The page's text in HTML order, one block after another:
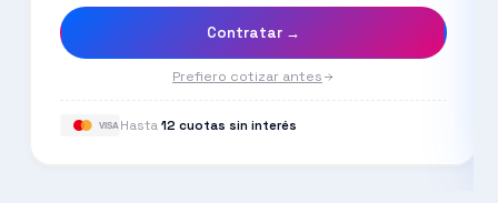
Contratar →
Prefiero cotizar antes
VISA Hasta 12 cuotas sin interés